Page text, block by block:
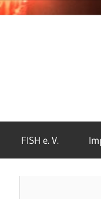
FISH e. V.